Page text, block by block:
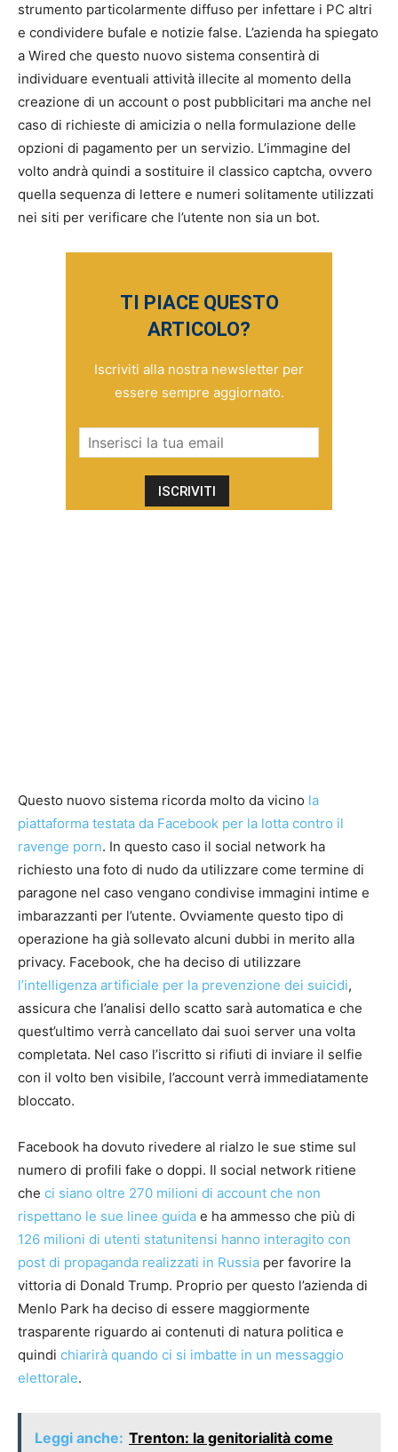
strumento particolarmente diffuso per infettare i PC altri
e condividere bufale e notizie false. L’azienda ha spiegato
a Wired che questo nuovo sistema consentirà di
individuare eventuali attività illecite al momento della
creazione di un account o post pubblicitari ma anche nel
caso di richieste di amicizia o nella formulazione delle
opzioni di pagamento per un servizio. L’immagine del
volto andrà quindi a sostituire il classico captcha, ovvero
quella sequenza di lettere e numeri solitamente utilizzati
nei siti per verificare che l’utente non sia un bot.
TI PIACE QUESTO
ARTICOLO?
Iscriviti alla nostra newsletter per
essere sempre aggiornato.
Questo nuovo sistema ricorda molto da vicino la
piattaforma testata da Facebook per la lotta contro il
ravenge porn. In questo caso il social network ha
richiesto una foto di nudo da utilizzare come termine di
paragone nel caso vengano condivise immagini intime e
imbarazzanti per l’utente. Ovviamente questo tipo di
operazione ha già sollevato alcuni dubbi in merito alla
privacy. Facebook, che ha deciso di utilizzare
l’intelligenza artificiale per la prevenzione dei suicidi,
assicura che l’analisi dello scatto sarà automatica e che
quest’ultimo verrà cancellato dai suoi server una volta
completata. Nel caso l’iscritto si rifiuti di inviare il selfie
con il volto ben visibile, l’account verrà immediatamente
bloccato.
Facebook ha dovuto rivedere al rialzo le sue stime sul
numero di profili fake o doppi. Il social network ritiene
che ci siano oltre 270 milioni di account che non
rispettano le sue linee guida e ha ammesso che più di
126 milioni di utenti statunitensi hanno interagito con
post di propaganda realizzati in Russia per favorire la
vittoria di Donald Trump. Proprio per questo l’azienda di
Menlo Park ha deciso di essere maggiormente
trasparente riguardo ai contenuti di natura politica e
quindi chiarirà quando ci si imbatte in un messaggio
elettorale.
Leggi anche: Trenton: la genitorialità come